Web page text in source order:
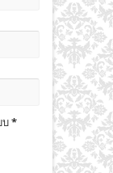
บ*